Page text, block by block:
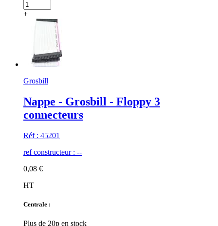
+
Grosbill
Nappe - Grosbill - Floppy 3
connecteurs
Réf : 45201
ref constructeur : --
0,08 €
HT
Centrale :
Plus de 20p en stock